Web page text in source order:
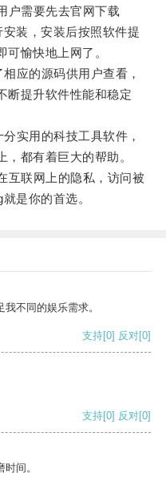
需要先去官网下载
装，安装后按照软件提
愉快地上网了。
应的源码供用户查看，
断提升软件性能和稳定
实用的科技工具软件，
都有着巨大的帮助。
联网上的隐私，访问被
是你的首选。
不同的娱乐需求。
支持[0] 反对[0]
支持[0] 反对[0]
间。